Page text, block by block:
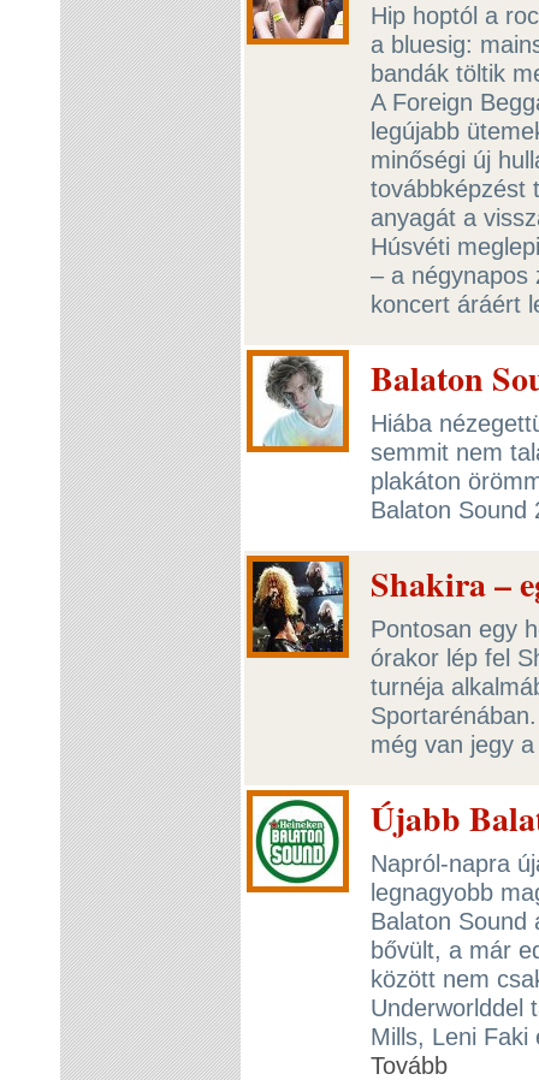
Hip hoptól a
a bluesig:
bandák töltik
A Foreign
legújabb
minőségi új
továbbképzést
anyagát a
Húsvéti
– a négynapos
koncert áráért
Balaton
Hiába
semmit nem
plakáton
Balaton
Shakira –
Pontosan egy
órakor lép fel
turnéja
még van jegy
Újabb
Napról-napra
legnagyobb
Balaton Sound
bővült, a már
között nem
Underworlddel
Mills, Leni Faki
Tovább